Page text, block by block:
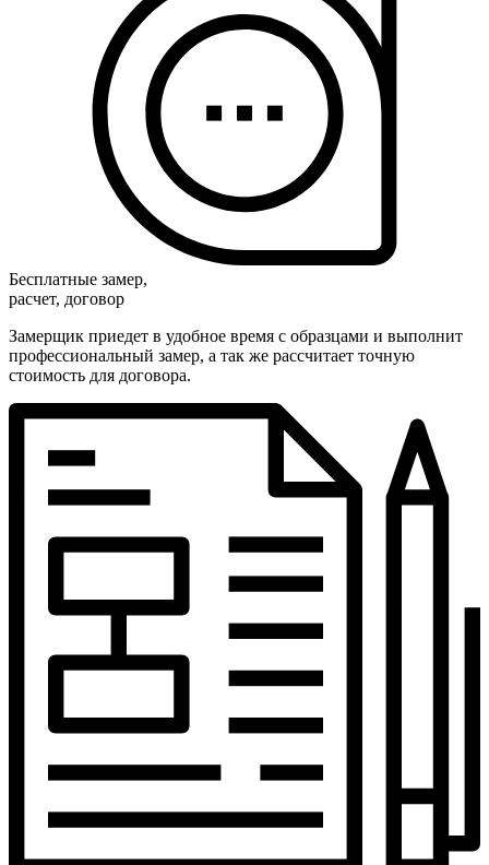
Бесплатные замер,
расчет, договор
Замерщик приедет в удобное время с образцами и выполнит
профессиональный замер, а так же рассчитает точную
стоимость для договора.